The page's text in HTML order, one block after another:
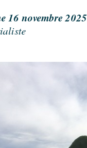
16 novembre 2025